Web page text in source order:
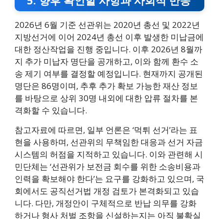
2026년 6월 기준 선관위는 2020년 총선 및 2022년
지방선거에 이어 2024년 총선 이후 발생한 미납금에
대한 정산작업을 진행 중입니다. 이후 2026년 8월까
지 추가 미납자 명단을 공개하고, 이와 함께 환수 소
송 제기 여부를 결정할 예정입니다. 현재까지 공개된
명단은 86명이며, 추후 추가 확보 가능한 재산 정보
를 바탕으로 상위 30명 내외에 대한 압류 절차를 본
격화할 수 있습니다.
참고자료에 따르면, 일부 언론은 ‘먹튀 선거’라는 표
현을 사용하며, 선관위의 무책임한 대응과 선거 자금
시스템의 허점을 지적하고 있습니다. 이와 관련해 시
민단체는 ‘선관위가 보전금 회수를 위한 소송비용과
인력을 확보해야 한다’는 요구를 강화하고 있으며, 국
회에서도 공직선거법 개정 검토가 본격화되고 있습
니다. 다만, 개정안이 구체적으로 반납 의무를 강화
하거나 형사 처벌 조항을 신설하는지는 아직 불확실